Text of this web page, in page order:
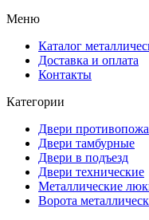
Меню
Каталог
Доставка и оплата
Контакты
Категории
Двери
Двери тамбурные
Двери в подъезд
Двери технические
Металлические
Ворота